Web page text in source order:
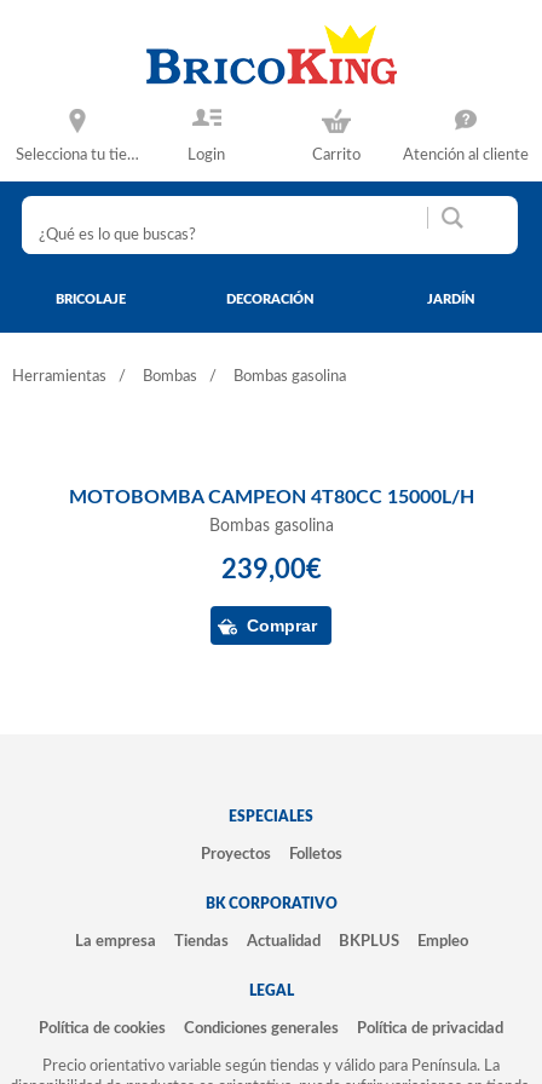
Selecciona tu tienda Login Carrito Atención al cliente
BRICOLAJE DECORACIÓN JARDÍN
Herramientas Bombas Bombas gasolina
MOTOBOMBA CAMPEON 4T80CC 15000L/H
Bombas gasolina
239,00€
ESPECIALES
Proyectos Folletos
BK CORPORATIVO
La empresa Tiendas Actualidad BKPLUS Empleo
LEGAL
Política de cookies Condiciones generales Política de privacidad
Precio orientativo variable según tiendas y válido para Península. La